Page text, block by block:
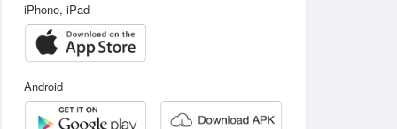
iPhone, iPad
Android